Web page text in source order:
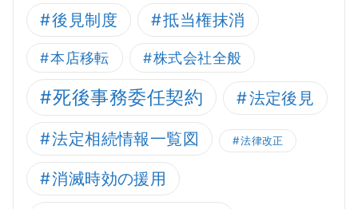
後見制度 抵当権抹消
本店移転 株式会社全般
死後事務委任契約 法定後見
法定相続情報一覧図 法律改正
消滅時効の援用